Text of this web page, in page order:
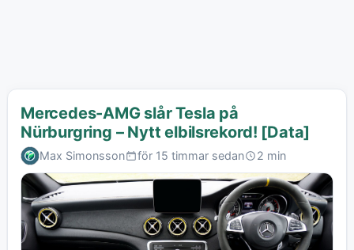
Mercedes-AMG slår Tesla på
Nürburgring – Nytt elbilsrekord! [Data]
Max Simonsson för 15 timmar sedan 2 min